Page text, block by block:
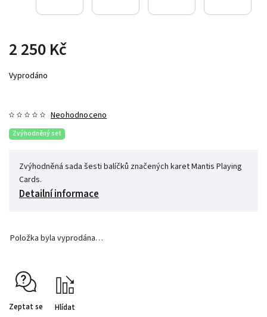
2 250 Kč
Vyprodáno
Zvýhodněný set
Neohodnoceno
Zvýhodněná sada šesti balíčků značených karet Mantis Playing
Cards.
Detailní informace
Položka byla vyprodána…
Zeptat se Hlídat